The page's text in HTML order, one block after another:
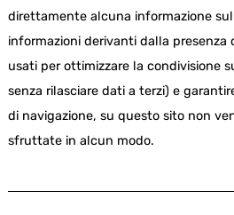
direttamente alcuna informazione
informazioni derivanti dalla presenza
usati per ottimizzare la condivisione
senza rilasciare dati a terzi) e
di navigazione, su questo sito non
sfruttate in alcun modo.